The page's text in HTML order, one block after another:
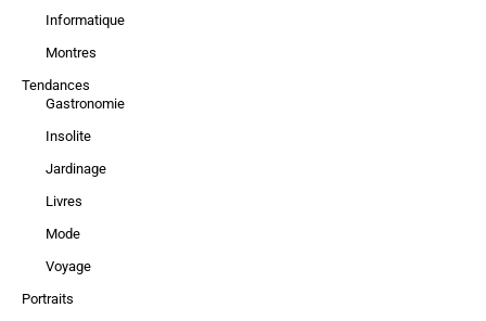
Informatique
Montres
Tendances
Gastronomie
Insolite
Jardinage
Livres
Mode
Voyage
Portraits